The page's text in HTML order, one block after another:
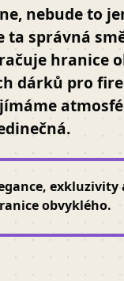
nebude to
správná
hranice
dárků pro
obvyklého.